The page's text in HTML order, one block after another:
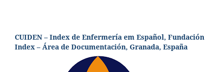
CUIDEN – Index de Enfermería em Español, Fundación
Index – Área de Documentación, Granada, España